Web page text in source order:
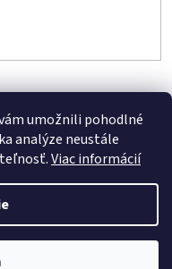
umožnili pohodlné
analýze neustále
Viac informácií
práva vyhradené.Upraviť